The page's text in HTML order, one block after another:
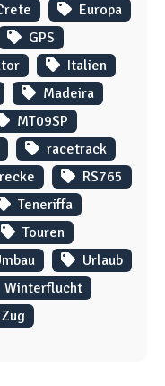
Europa
GPS
Italien
Madeira
MT09SP
racetrack
RS765
Teneriffa
Touren
Urlaub
Winterflucht
Zug